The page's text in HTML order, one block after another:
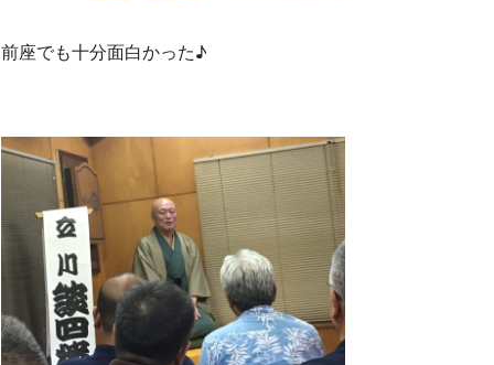
前座でも十分面白かった♪